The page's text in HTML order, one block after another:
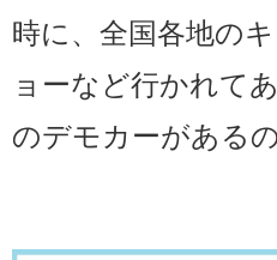
時に、全国各地の
ョーなど行かれて
のデモカーがある